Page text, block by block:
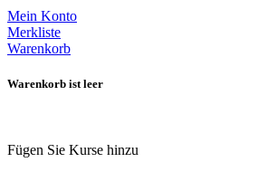
Mein Konto
Merkliste
Warenkorb
Warenkorb ist leer
Fügen Sie Kurse hinzu